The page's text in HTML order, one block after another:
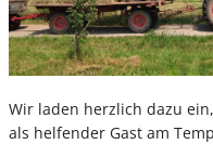
Wir laden herzlich dazu
als helfender Gast am